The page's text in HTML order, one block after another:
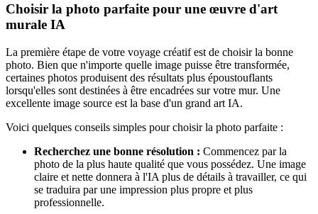
Choisir la photo parfaite pour une œuvre d'art
murale IA
La première étape de votre voyage créatif est de choisir la bonne
photo. Bien que n'importe quelle image puisse être transformée,
certaines photos produisent des résultats plus époustouflants
lorsqu'elles sont destinées à être encadrées sur votre mur. Une
excellente image source est la base d'un grand art IA.
Voici quelques conseils simples pour choisir la photo parfaite :
Recherchez une bonne résolution : Commencez par la
photo de la plus haute qualité que vous possédez. Une image
claire et nette donnera à l'IA plus de détails à travailler, ce qui
se traduira par une impression plus propre et plus
professionnelle.